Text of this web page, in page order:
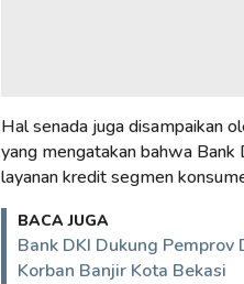
Hal senada juga disampaikan
yang mengatakan bahwa
layanan kredit segmen
BACA JUGA
Bank DKI Dukung
Korban Banjir Kota Bekasi